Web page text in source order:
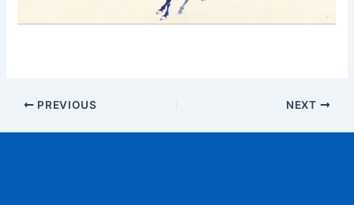
PREVIOUS NEXT